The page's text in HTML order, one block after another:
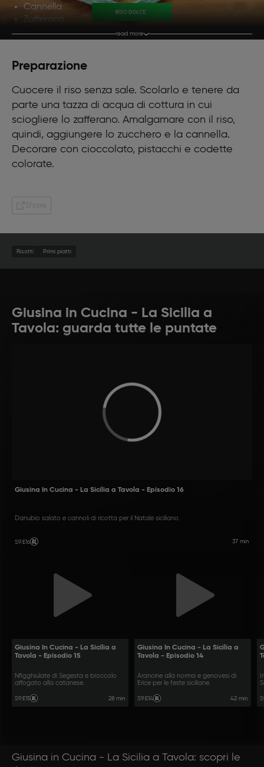
Cannella
Zafferano
Granella di pistacchi
read more
Preparazione
Cuocere il riso senza sale. Scolarlo e tenere da
parte una tazza di acqua di cottura in cui
sciogliere lo zafferano. Amalgamare con il riso,
quindi, aggiungere lo zucchero e la cannella.
Decorare con cioccolato, pistacchi e codette
colorate.
Share
Risotti Primi piatti
Giusina in Cucina - La Sicilia a
Tavola: guarda tutte le puntate
Giusina In Cucina - La Sicilia a Tavola - Episodio 16
Danubio salato e cannoli di ricotta per il Natale siciliano.
S9:E16 37 min
Giusina In Cucina - La Sicilia a
Tavola - Episodio 15
Nfigghiulate di Segesta e broccolo
affogato alla catanese.
S9:E15 28 min
Giusina In Cucina - La Sicilia a
Tavola - Episodio 14
Arancine alla norma e genovesi di
Erice per le feste siciliane.
S9:E14 42 min
Giusina in Cucina - La Sicilia a Tavola: scopri le